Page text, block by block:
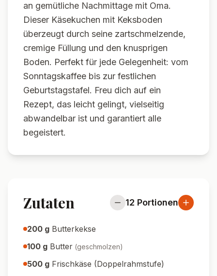
an gemütliche Nachmittage mit Oma.
Dieser Käsekuchen mit Keksboden
überzeugt durch seine zartschmelzende,
cremige Füllung und den knusprigen
Boden. Perfekt für jede Gelegenheit: vom
Sonntagskaffee bis zur festlichen
Geburtstagstafel. Freu dich auf ein
Rezept, das leicht gelingt, vielseitig
abwandelbar ist und garantiert alle
begeistert.
Zutaten 12 Portionen
200 g Butterkekse
100 g Butter (geschmolzen)
500 g Frischkäse (Doppelrahmstufe)